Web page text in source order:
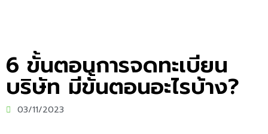
6 ขั้นตอนการจดทะเบียน
บริษัท มีขั้นตอนอะไรบ้าง?
03/11/2023